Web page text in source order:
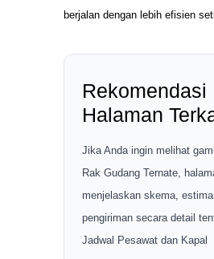
berjalan dengan lebih efisien
Rekomendasi
Halaman
Jika Anda ingin melihat
Rak Gudang Ternate,
menjelaskan skema,
pengiriman secara detail
Jadwal Pesawat dan Kapal